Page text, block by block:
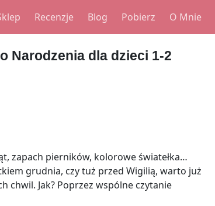
Recenzje Blog Pobierz O Mnie
Narodzenia dla dzieci 1-2
zapach pierników, kolorowe światełka…
grudnia, czy tuż przed Wigilią, warto już
Jak? Poprzez wspólne czytanie